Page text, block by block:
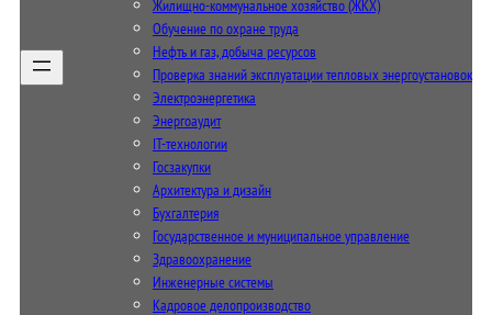
Жилищно-коммунальное хозяйство (ЖКХ)
Обучение по охране труда
Нефть и газ, добыча ресурсов
Проверка знаний эксплуатации тепловых энергоустановок
Электроэнергетика
Энергоаудит
IT-технологии
Госзакупки
Архитектура и дизайн
Бухгалтерия
Государственное и муниципальное управление
Здравоохранение
Инженерные системы
Кадровое делопроизводство